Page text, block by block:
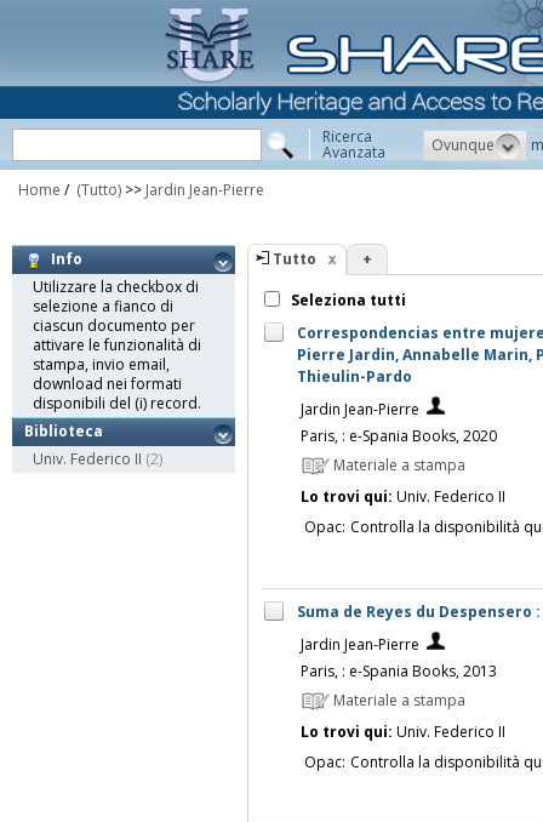
Ricerca
Avanzata Ovunque
Home / (Tutto) >> Jardin Jean-Pierre
Info
Utilizzare la checkbox di
selezione a fianco di
ciascun documento per
attivare le funzionalità di
stampa, invio email,
download nei formati
disponibili del (i) record.
Biblioteca
Univ. Federico II (2)
Tutto +
Seleziona tutti
Correspondencias entre
Pierre Jardin, Annabelle
Thieulin-Pardo
Jardin Jean-Pierre
Paris, : e-Spania Books, 2020
Materiale a stampa
Lo trovi qui: Univ. Federico II
Opac: Controlla la disponibilità
Suma de Reyes du
Jardin Jean-Pierre
Paris, : e-Spania Books, 2013
Materiale a stampa
Lo trovi qui: Univ. Federico II
Opac: Controlla la disponibilità